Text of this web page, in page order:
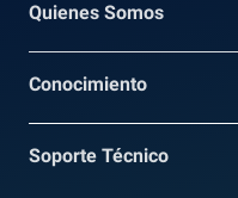
Quienes Somos
Conocimiento
Soporte Técnico